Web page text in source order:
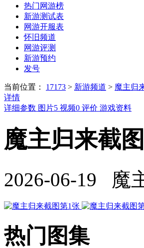
热门网游榜
新游测试表
网游开服表
怀旧频道
网游评测
新游预约
发号
当前位置： 17173 > 新游频道 > 魔主归
详情
详细参数 图片5 视频0 评价 游戏资料
魔主归来截
2026-06-19 魔
热门图集